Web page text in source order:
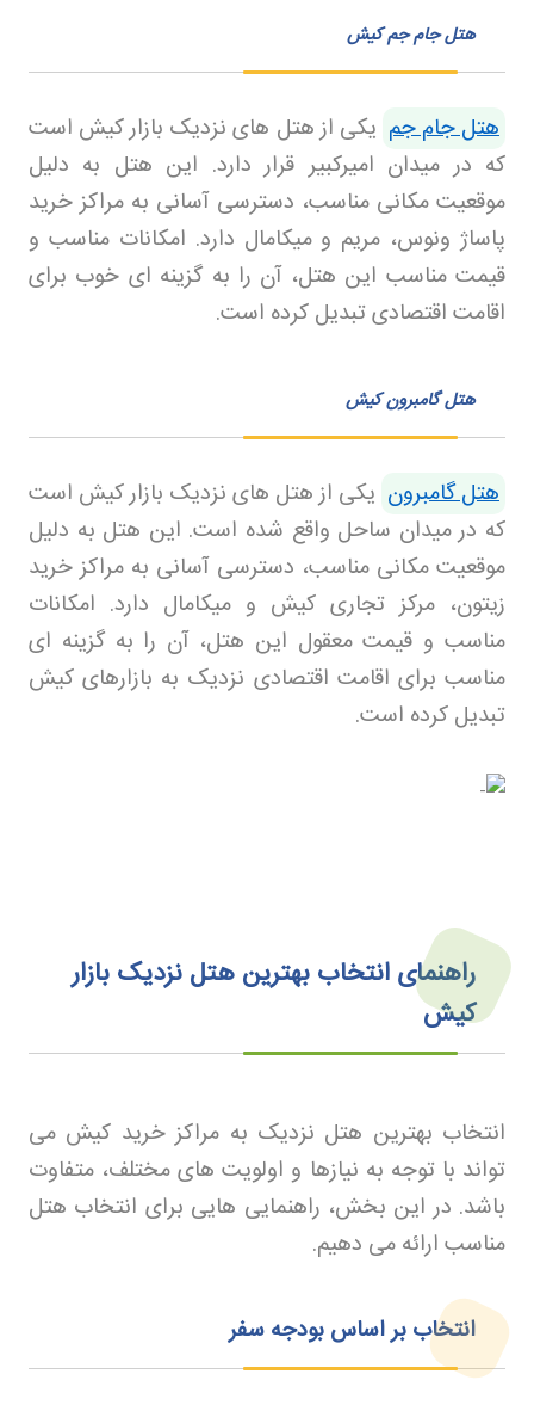
هتل جام جم کیش
هتل جام جم یکی از هتل های نزدیک بازار کیش است
که در میدان امیرکبیر قرار دارد. این هتل به دلیل
موقعیت مکانی مناسب، دسترسی آسانی به مراکز خرید
پاساژ ونوس، مریم و میکامال دارد. امکانات مناسب و
قیمت مناسب این هتل، آن را به گزینه ای خوب برای
اقامت اقتصادی تبدیل کرده است.
هتل گامبرون کیش
هتل گامبرون یکی از هتل های نزدیک بازار کیش است
که در میدان ساحل واقع شده است. این هتل به دلیل
موقعیت مکانی مناسب، دسترسی آسانی به مراکز خرید
زیتون، مرکز تجاری کیش و میکامال دارد. امکانات
مناسب و قیمت معقول این هتل، آن را به گزینه ای
مناسب برای اقامت اقتصادی نزدیک به بازارهای کیش
تبدیل کرده است.
راهنمای انتخاب بهترین هتل نزدیک بازار
کیش
انتخاب بهترین هتل نزدیک به مراکز خرید کیش می
تواند با توجه به نیازها و اولویت های مختلف، متفاوت
باشد. در این بخش، راهنمایی هایی برای انتخاب هتل
مناسب ارائه می دهیم.
انتخاب بر اساس بودجه سفر